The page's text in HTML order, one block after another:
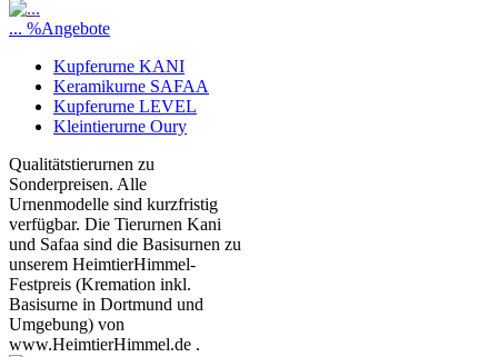
... %Angebote
Kupferurne KANI
Keramikurne SAFAA
Kupferurne LEVEL
Kleintierurne Oury
Qualitätstierurnen zu
Sonderpreisen. Alle
Urnenmodelle sind kurzfristig
verfügbar. Die Tierurnen Kani
und Safaa sind die Basisurnen zu
unserem HeimtierHimmel-
Festpreis (Kremation inkl.
Basisurne in Dortmund und
Umgebung) von
www.HeimtierHimmel.de .